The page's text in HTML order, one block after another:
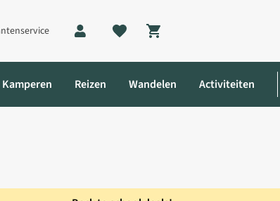
Shopping cart
Kamperen Reizen Wandelen Activiteiten